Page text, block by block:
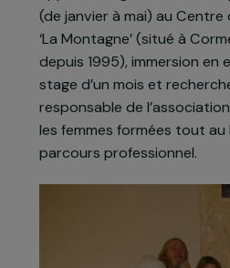
métiers du bâtiment.
formation se compose
recrutement de 8
professionnelle ou sans
apprentissage du métier
(de janvier à mai) au
‘La Montagne’ (situé à
depuis 1995),
responsable de